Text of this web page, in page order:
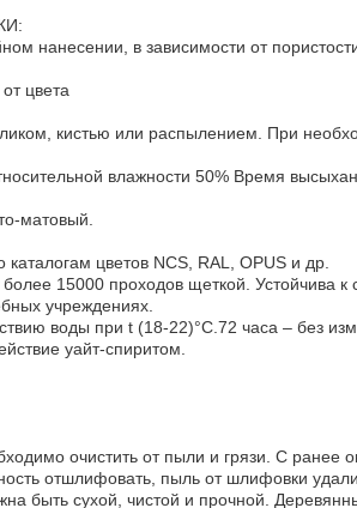
нанесении, в зависимости от
цвета
кистью или распылением. При
влажности 50% Время
матовый.
цветов NCS, RAL, OPUS и др.
более 15000 проходов щеткой.
учреждениях.
воды при t (18-22)°C.72 часа – без
уайт-спиритом.
очистить от пыли и грязи. С ранее
отшлифовать, пыль от шлифовки
быть сухой, чистой и прочной.